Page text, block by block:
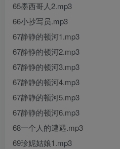
65墨西哥人2.mp3
66小抄写员.mp3
67静静的顿河1.mp3
67静静的顿河2.mp3
67静静的顿河3.mp3
67静静的顿河4.mp3
67静静的顿河5.mp3
67静静的顿河6.mp3
68一个人的遭遇.mp3
69珍妮姑娘1.mp3